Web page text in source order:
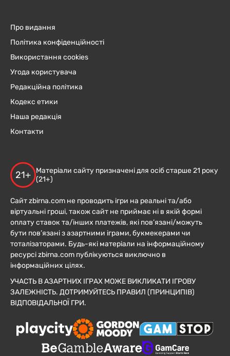
Про видання
Політика конфіденційності
Використання cookies
Угода користувача
Редакційна політика
Кодекс етики
Наша редакція
Контакти
21+
Матеріали сайту призначені для осіб старше 21 року
(21+)
Сайт zbirna.com не проводить ігри на реальні та/або
віртуальні гроші, також сайт не приймає ні в якій формі
оплату ставок та/інших платежів, які пов’язані/можуть
бути пов’язані з азартними іграми, букмекерами чи
тоталізаторами. Будь-які матеріали на інформаційному
ресурсі zbirna.com публікуються виключно в
інформаційних цілях.
УЧАСТЬ В АЗАРТНИХ ІГРАХ МОЖЕ ВИКЛИКАТИ ІГРОВУ
ЗАЛЕЖНІСТЬ. ДОТРИМУЙТЕСЬ ПРАВИЛ (ПРИНЦИПІВ)
ВІДПОВІДАЛЬНОЇ ГРИ.